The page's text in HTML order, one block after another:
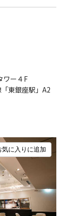
気に入りに追加
ワー４F
東銀座駅」A2